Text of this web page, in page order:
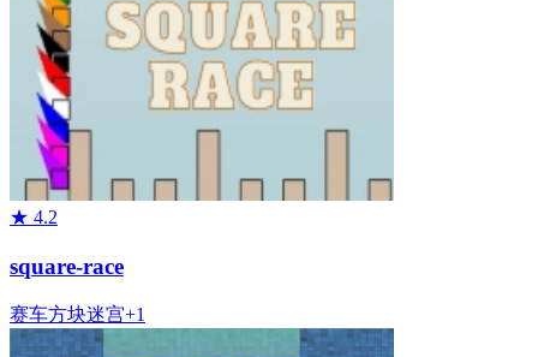
★ 4.2
square-race
赛车方块迷宫+1